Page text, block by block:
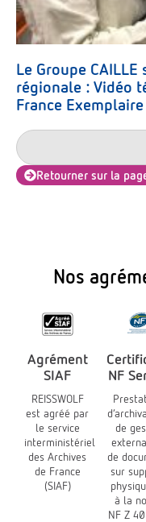
Le Groupe
régionale : Vidéo
France Exemplaire
Retourner sur la
Nos
Agrément
SIAF
REISSWOLF
est agréé par
le service
interministériel
des Archives
de France
(SIAF)
NF
de
de
sur
à la
NF Z